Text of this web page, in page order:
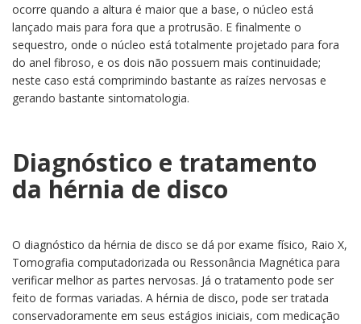
ocorre quando a altura é maior que a base, o núcleo está
lançado mais para fora que a protrusão. E finalmente o
sequestro, onde o núcleo está totalmente projetado para fora
do anel fibroso, e os dois não possuem mais continuidade;
neste caso está comprimindo bastante as raízes nervosas e
gerando bastante sintomatologia.
Diagnóstico e tratamento
da hérnia de disco
O diagnóstico da hérnia de disco se dá por exame físico, Raio X,
Tomografia computadorizada ou Ressonância Magnética para
verificar melhor as partes nervosas. Já o tratamento pode ser
feito de formas variadas. A hérnia de disco, pode ser tratada
conservadoramente em seus estágios iniciais, com medicação